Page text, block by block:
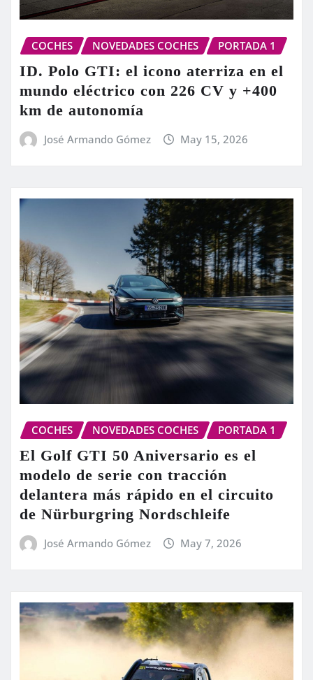
COCHES NOVEDADES COCHES PORTADA 1
ID. Polo GTI: el icono aterriza en el
mundo eléctrico con 226 CV y +400
km de autonomía
José Armando Gómez May 15, 2026
COCHES NOVEDADES COCHES PORTADA 1
El Golf GTI 50 Aniversario es el
modelo de serie con tracción
delantera más rápido en el circuito
de Nürburgring Nordschleife
José Armando Gómez May 7, 2026